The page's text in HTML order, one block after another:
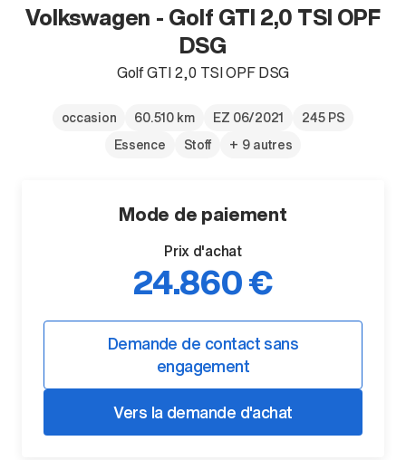
Volkswagen - Golf GTI 2,0 TSI OPF
DSG
Golf GTI 2,0 TSI OPF DSG
occasion 60.510 km EZ 06/2021
245 PS
Essence
Stoff + 9 autres
Mode de paiement
Prix d'achat
24.860 €
Demande de contact sans
engagement
Vers la demande d'achat